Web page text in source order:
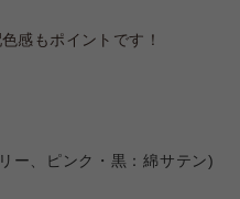
感もポイントです！
ー、ピンク・黒：綿サテン)